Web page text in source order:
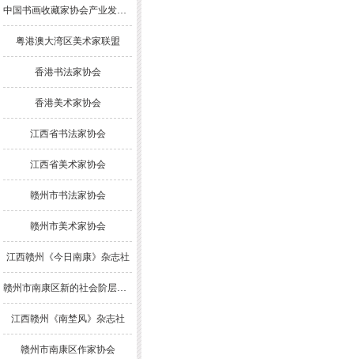
中国书画收藏家协会产业发展委员会
粤港澳大湾区美术家联盟
香港书法家协会
香港美术家协会
江西省书法家协会
江西省美术家协会
赣州市书法家协会
赣州市美术家协会
江西赣州《今日南康》杂志社
赣州市南康区新的社会阶层人士联谊会
江西赣州《南埜风》杂志社
赣州市南康区作家协会